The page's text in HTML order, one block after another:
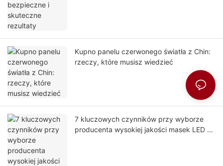
Kupno panelu czerwonego światła z Chin:
rzeczy, które musisz wiedzieć
7 kluczowych czynników przy wyborze
producenta wysokiej jakości masek LED na